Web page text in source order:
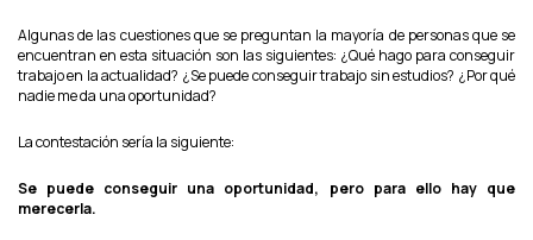
Algunas de las cuestiones que se preguntan la mayoría de personas que se
encuentran en esta situación son las siguientes: ¿Qué hago para conseguir
trabajo en la actualidad? ¿Se puede conseguir trabajo sin estudios? ¿Por qué
nadie me da una oportunidad?
La contestación sería la siguiente:
Se puede conseguir una oportunidad, pero para ello hay que
merecerla.